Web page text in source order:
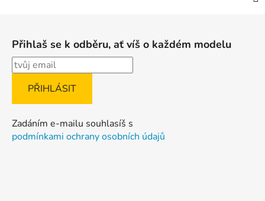
Přihlaš se k odběru, ať víš o každém modelu
Zadáním e-mailu souhlasíš s
podmínkami ochrany osobních údajů